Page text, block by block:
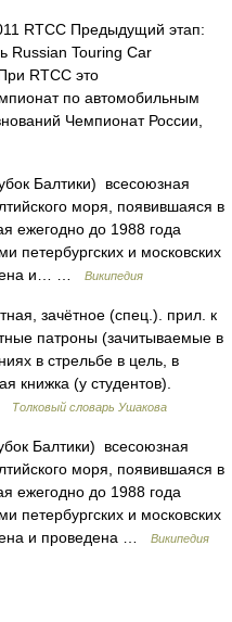
RTCC Предыдущий этап:
Russian Touring Car
RTCC это
по автомобильным
Чемпионат России,
Балтики) всесоюзная
моря, появившаяся в
ежегодно до 1988 года
петербургских и московских
и… …
Википедия
зачётное (спец.). прил. к
патроны (зачитываемые в
в стрельбе в цель, в
книжка (у студентов).
Толковый словарь Ушакова
Балтики) всесоюзная
моря, появившаяся в
ежегодно до 1988 года
петербургских и московских
и проведена …
Википедия